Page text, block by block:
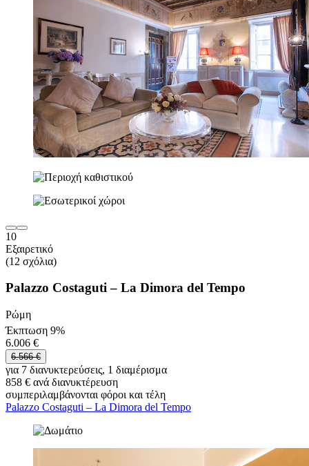
10
Εξαιρετικό
(12 σχόλια)
Palazzo Costaguti – La Dimora del Tempo
Ρώμη
Έκπτωση 9%
6.006 €
6.566 €
για 7 διανυκτερεύσεις, 1 διαμέρισμα
858 € ανά διανυκτέρευση
συμπεριλαμβάνονται φόροι και τέλη
Palazzo Costaguti – La Dimora del Tempo